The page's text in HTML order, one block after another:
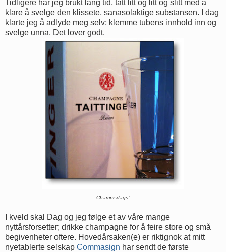
Tidligere har jeg brukt lang tid, tatt litt og litt og slitt med å
klare å svelge den klissete, sanasolaktige substansen. I dag
klarte jeg å adlyde meg selv; klemme tubens innhold inn og
svelge unna. Det lover godt.
Champisdags!
I kveld skal Dag og jeg følge et av våre mange
nyttårsforsetter; drikke champagne for å feire store og små
begivenheter oftere. Hovedårsaken(e) er riktignok at mitt
nyetablerte selskap Commasign har sendt de første